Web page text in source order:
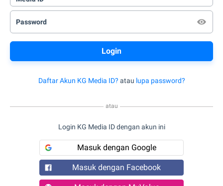
Password
Daftar Akun KG Media ID? atau lupa password?
atau
Login KG Media ID dengan akun ini
Masuk dengan Google
Masuk dengan Facebook